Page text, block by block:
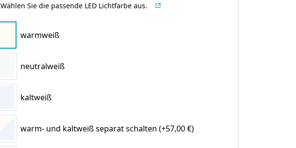
Wählen Sie die passende LED Lichtfarbe aus.
warmweiß
neutralweiß
kaltweiß
warm- und kaltweiß separat schalten (+57,00 €)